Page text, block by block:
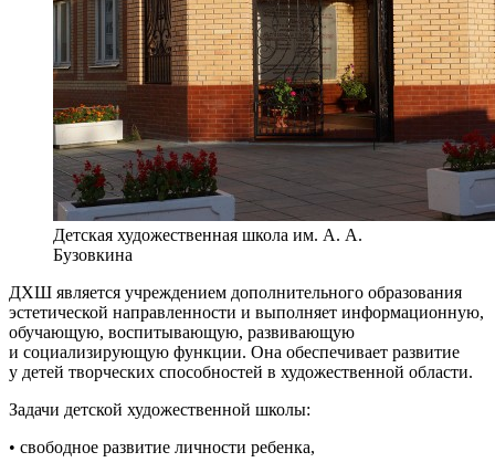
Детская художественная школа им. А. А.
Бузовкина
ДХШ является учреждением дополнительного образования
эстетической направленности и выполняет информационную,
обучающую, воспитывающую, развивающую
и социализирующую функции. Она обеспечивает развитие
у детей творческих способностей в художественной области.
Задачи детской художественной школы:
• свободное развитие личности ребенка,